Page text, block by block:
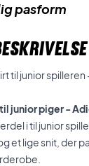
pasform
til junior
junior piger -
i til junior
et lige snit, der